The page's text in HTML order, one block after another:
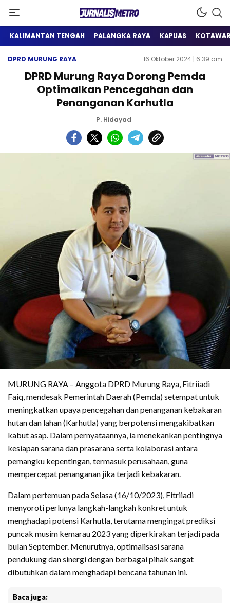
Jurnalis Metro
Satu Wadah Informasi
KALIMANTAN TENGAH PALANGKA RAYA KAPUAS
DPRD MURUNG RAYA 16 Oktober 2024 | 6:39 am
DPRD Murung Raya Dorong Pemda
Optimalkan Pencegahan dan
Penanganan Karhutla
P. Hidayad
MURUNG RAYA – Anggota DPRD Murung Raya, Fitriiadi
Faiq, mendesak Pemerintah Daerah (Pemda) setempat untuk
meningkatkan upaya pencegahan dan penanganan kebakaran
hutan dan lahan (Karhutla) yang berpotensi mengakibatkan
kabut asap. Dalam pernyataannya, ia menekankan pentingnya
kesiapan sarana dan prasarana serta kolaborasi antara
pemangku kepentingan, termasuk perusahaan, guna
mempercepat penanganan jika terjadi kebakaran.
Dalam pertemuan pada Selasa (16/10/2023), Fitriiadi
menyoroti perlunya langkah-langkah konkret untuk
menghadapi potensi Karhutla, terutama mengingat prediksi
puncak musim kemarau 2023 yang diperkirakan terjadi pada
bulan September. Menurutnya, optimalisasi sarana
pendukung dan sinergi dengan berbagai pihak sangat
dibutuhkan dalam menghadapi bencana tahunan ini.
Baca juga: